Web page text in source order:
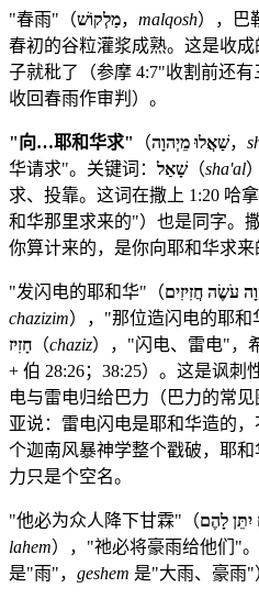
"春雨"（מַלְקוֹשׁ， malqosh），巴
春初的谷粒灌浆成熟。这是收
子就秕了（参摩 4:7"收割前还
收回春雨作审判）。
"向…耶和华求" （שַׁאֲלוּ מֵיְהוָה，
华请求"。关键词： שָׁאַל（sha'al
求、投靠。这词在撒上 1:20 哈
和华那里求来的"）也是同字。
你算计来的，是你向耶和华求来
"发闪电的耶和华"（עֹשֶׂה חֲזִיזִים
chazizim），"那位造闪电的耶和
חָזִיז （chaziz），"闪电、雷电"，
+ 伯 28:26；38:25）。这是讽刺
电与雷电归给巴力（巴力的常
亚说：雷电闪电是耶和华造的
个迦南风暴神学整个戳破，耶
力只是个空名。
"他必为众人降下甘霖"（לָהֶם
lahem），"祂必将豪雨给他们"
是"雨"， geshem 是"大雨、豪雨"